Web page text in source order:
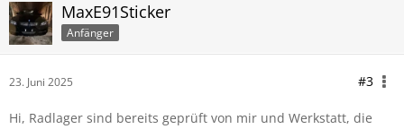
MaxE91Sticker
Anfänger
23. Juni 2025 #3
Hi, Radlager sind bereits geprüft von mir und Werkstatt, die